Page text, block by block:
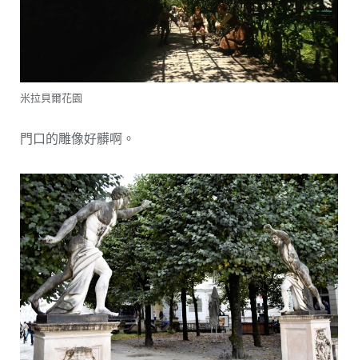
米拉貝爾花園
門口的雕像好髒啊。